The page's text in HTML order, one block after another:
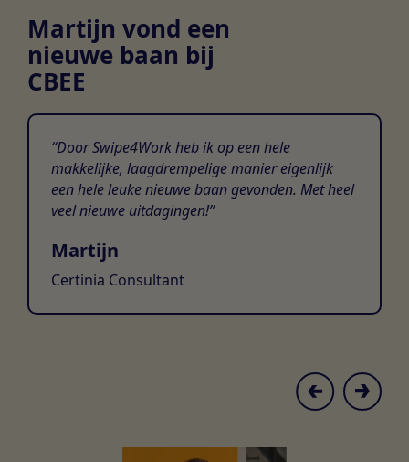
Martijn vond een
nieuwe baan bij
CBEE
Door Swipe4Work heb ik op een hele
makkelijke, laagdrempelige manier eigenlijk
een hele leuke nieuwe baan gevonden. Met heel
veel nieuwe uitdagingen!
Martijn
Certinia Consultant